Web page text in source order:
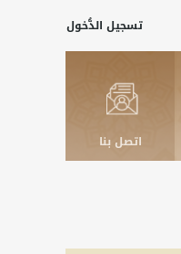
تسجيل الدُّخول
اتصل بنا